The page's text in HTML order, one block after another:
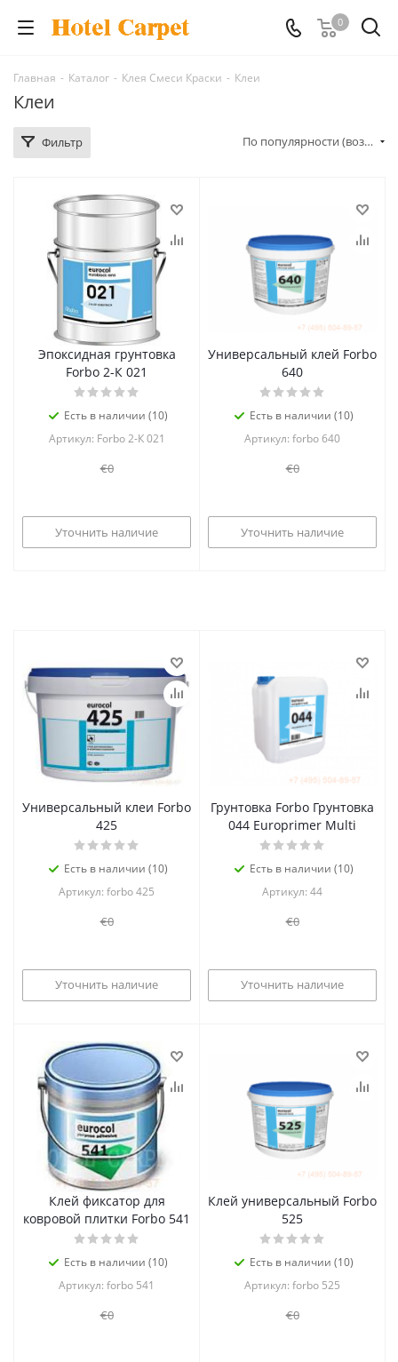
0
Главная - Каталог - Клея Смеси Краски - Клеи
Клеи
Фильтр По популярности (возрастание)
Эпоксидная грунтовка
Forbo 2-К 021
Есть в наличии (10)
Артикул: Forbo 2-К 021
€0
Уточнить наличие
Универсальный клей Forbo
640
Есть в наличии (10)
Артикул: forbo 640
€0
Уточнить наличие
Универсальный клеи Forbo
425
Есть в наличии (10)
Артикул: forbo 425
€0
Уточнить наличие
Грунтовка Forbo Грунтовка
044 Europrimer Multi
Есть в наличии (10)
Артикул: 44
€0
Уточнить наличие
Клей фиксатор для
ковровой плитки Forbo 541
Есть в наличии (10)
Артикул: forbo 541
€0
Клей универсальный Forbo
525
Есть в наличии (10)
Артикул: forbo 525
€0